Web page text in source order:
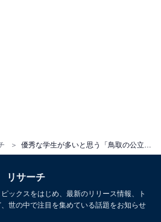
リサーチ
ックスをはじめ、最新のリリース情報、ト
世の中で注目を集めている話題をお知らせ